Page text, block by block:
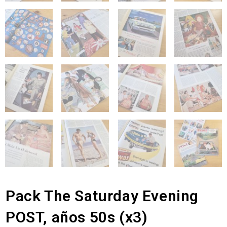
Pack The Saturday Evening
POST, años 50s (x3)